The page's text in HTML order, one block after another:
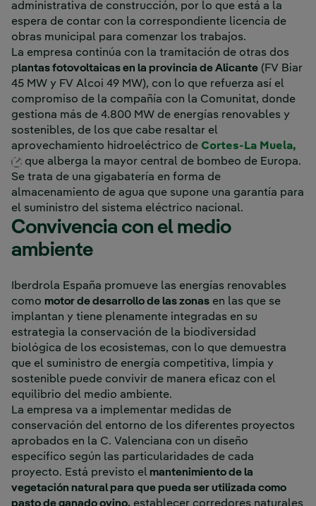
administrativa de construcción, por lo que está a la
espera de contar con la correspondiente licencia de
obras municipal para comenzar los trabajos.
La empresa continúa con la tramitación de otras dos
plantas fotovoltaicas en la provincia de Alicante (FV Biar
45 MW y FV Alcoi 49 MW), con lo que refuerza así el
compromiso de la compañía con la Comunitat, donde
gestiona más de 4.800 MW de energías renovables y
sostenibles, de los que cabe resaltar el
aprovechamiento hidroeléctrico de Cortes-La Muela,
Enlace externo, se abre en ventana nueva.
que alberga la mayor central de bombeo de Europa.
Se trata de una gigabatería en forma de
almacenamiento de agua que supone una garantía para
el suministro del sistema eléctrico nacional.
Convivencia con el medio
ambiente
Iberdrola España promueve las energías renovables
como motor de desarrollo de las zonas en las que se
implantan y tiene plenamente integradas en su
estrategia la conservación de la biodiversidad
biológica de los ecosistemas, con lo que demuestra
que el suministro de energía competitiva, limpia y
sostenible puede convivir de manera eficaz con el
equilibrio del medio ambiente.
La empresa va a implementar medidas de
conservación del entorno de los diferentes proyectos
aprobados en la C. Valenciana con un diseño
específico según las particularidades de cada
proyecto. Está previsto elmantenimiento de la
vegetación natural para que pueda ser utilizada como